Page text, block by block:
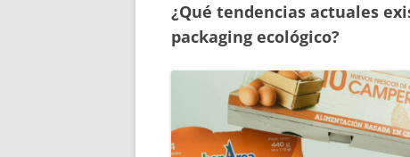
¿Qué tendencias actuales
packaging ecológico?